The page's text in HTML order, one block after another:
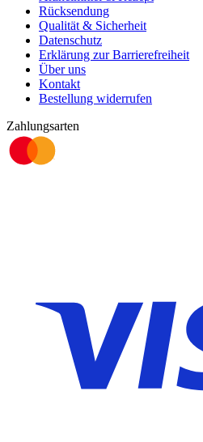
Rücksendung
Qualität & Sicherheit
Datenschutz
Erklärung zur Barrierefreiheit
Über uns
Kontakt
Bestellung widerrufen
Zahlungsarten